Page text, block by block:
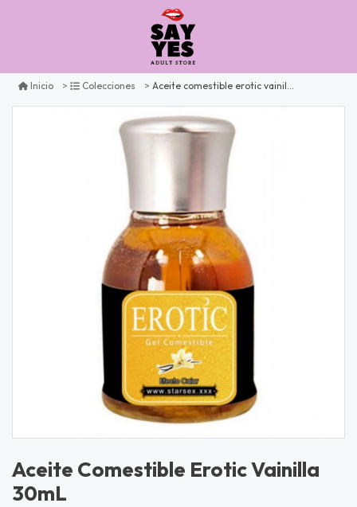
Inicio Colecciones Aceite comestible erotic vainilla 30ml
Aceite Comestible Erotic Vainilla
30mL